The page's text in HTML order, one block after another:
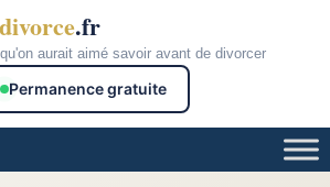
divorce.fr
aurait aimé savoir avant de divorcer
Permanence gratuite